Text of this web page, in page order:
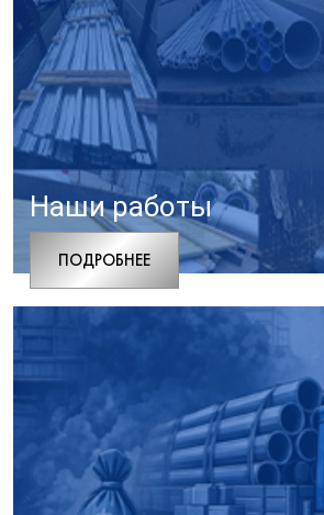
Наши работы
ПОДРОБНЕЕ